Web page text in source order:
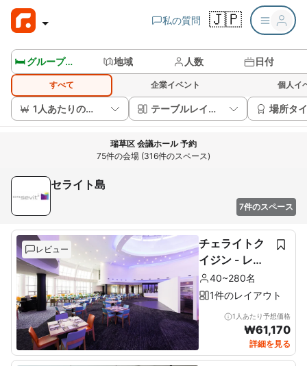
私の質問 🇯🇵
🛏️ グループルームを見る 地域 人数 日付
すべて 企業イベント 個人イ
1人あたりの価格 テーブルレイアウト 場所タ
瑞草区 会議ホール 予約
75件の会場 (316件のスペース)
セライト島
7件のスペース
レビュー
チェライトク
イジン - レス
トラン2階
40~280名
1件のレイアウト
1人あたり予想価格
₩61,170
詳細を見る